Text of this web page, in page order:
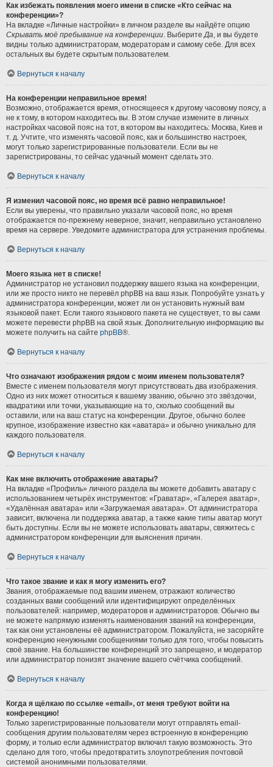
Как избежать появления моего имени в списке «Кто сейчас на
конференции»?
На вкладке «Личные настройки» в личном разделе вы найдёте опцию
Скрывать моё пребывание на конференции . Выберите Да , и вы будете
видны только администраторам, модераторам и самому себе. Для всех
остальных вы будете скрытым пользователем.
Вернуться к началу
На конференции неправильное время!
Возможно, отображается время, относящееся к другому часовому поясу, а
не к тому, в котором находитесь вы. В этом случае измените в личных
настройках часовой пояс на тот, в котором вы находитесь: Москва, Киев и
т. д. Учтите, что изменять часовой пояс, как и большинство настроек,
могут только зарегистрированные пользователи. Если вы не
зарегистрированы, то сейчас удачный момент сделать это.
Вернуться к началу
Я изменил часовой пояс, но время всё равно неправильное!
Если вы уверены, что правильно указали часовой пояс, но время
отображается по-прежнему неверное, значит, неправильно установлено
время на сервере. Уведомите администратора для устранения проблемы.
Вернуться к началу
Моего языка нет в списке!
Администратор не установил поддержку вашего языка на конференции,
или же просто никто не перевёл phpBB на ваш язык. Попробуйте узнать у
администратора конференции, может ли он установить нужный вам
языковой пакет. Если такого языкового пакета не существует, то вы сами
можете перевести phpBB на свой язык. Дополнительную информацию вы
можете получить на сайте phpBB®.
Вернуться к началу
Что означают изображения рядом с моим именем пользователя?
Вместе с именем пользователя могут присутствовать два изображения.
Одно из них может относиться к вашему званию, обычно это звёздочки,
квадратики или точки, указывающие на то, сколько сообщений вы
оставили, или на ваш статус на конференции. Другое, обычно более
крупное, изображение известно как «аватара» и обычно уникально для
каждого пользователя.
Вернуться к началу
Как мне включить отображение аватары?
На вкладке «Профиль» личного раздела вы можете добавить аватару с
использованием четырёх инструментов: «Граватар», «Галерея аватар»,
«Удалённая аватара» или «Загружаемая аватара». От администратора
зависит, включена ли поддержка аватар, а также какие типы аватар могут
быть доступны. Если вы не можете использовать аватары, свяжитесь с
администратором конференции для выяснения причин.
Вернуться к началу
Что такое звание и как я могу изменить его?
Звания, отображаемые под вашим именем, отражают количество
созданных вами сообщений или идентифицируют определённых
пользователей: например, модераторов и администраторов. Обычно вы
не можете напрямую изменять наименования званий на конференции,
так как они установлены её администратором. Пожалуйста, не засоряйте
конференцию ненужными сообщениями только для того, чтобы повысить
своё звание. На большинстве конференций это запрещено, и модератор
или администратор понизят значение вашего счётчика сообщений.
Вернуться к началу
Когда я щёлкаю по ссылке «email», от меня требуют войти на
конференцию!
Только зарегистрированные пользователи могут отправлять email-
сообщения другим пользователям через встроенную в конференцию
форму, и только если администратор включил такую возможность. Это
сделано для того, чтобы предотвратить злоупотребления почтовой
системой анонимными пользователями.